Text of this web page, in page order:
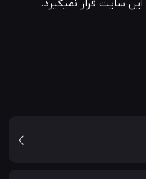
سایت قرار نمیگیرد.